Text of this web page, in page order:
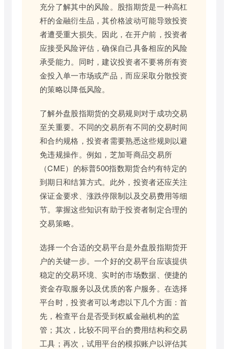
充分了解其中的风险。股指期货是一种高杠
杆的金融衍生品，其价格波动可能导致投资
者遭受重大损失。因此，在开户前，投资者
应接受风险评估，确保自己具备相应的风险
承受能力。同时，建议投资者不要将所有资
金投入单一市场或产品，而应采取分散投资
的策略以降低风险。
了解外盘股指期货的交易规则对于成功交易
至关重要。不同的交易所有不同的交易时间
和合约规格，投资者需要熟悉这些规则以避
免违规操作。例如，芝加哥商品交易所
（CME）的标普500指数期货合约有特定的
到期日和结算方式。此外，投资者还应关注
保证金要求、涨跌停限制以及交易费用等细
节。掌握这些知识有助于投资者制定合理的
交易策略。
选择一个合适的交易平台是外盘股指期货开
户的关键一步。一个好的交易平台应该提供
稳定的交易环境、实时的市场数据、便捷的
资金存取服务以及优质的客户服务。在选择
平台时，投资者可以考虑以下几个方面：首
先，检查平台是否受到权威金融机构的监
管；其次，比较不同平台的费用结构和交易
工具；再次，试用平台的模拟账户以评估其